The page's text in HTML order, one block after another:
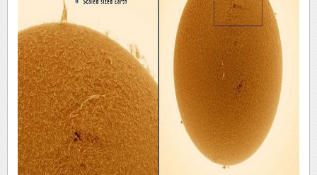
محیط زیست
سلامت
فرهنگی
بین الملل
اجتماعی